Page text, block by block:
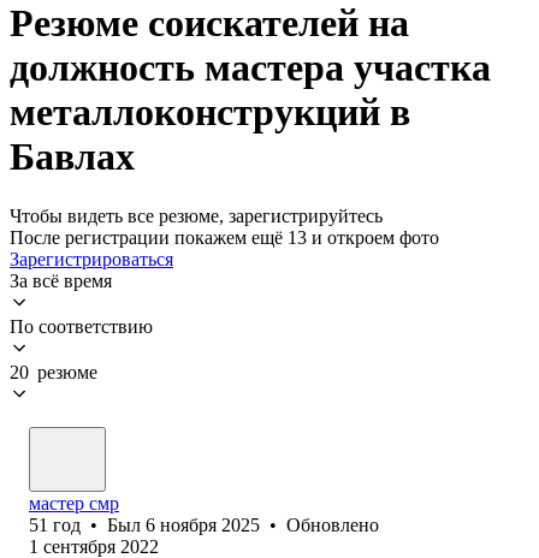
Резюме соискателей на
должность мастера участка
металлоконструкций в
Бавлах
Чтобы видеть все резюме, зарегистрируйтесь
После регистрации покажем ещё 13 и откроем фото
Зарегистрироваться
За всё время
По соответствию
20 резюме
мастер смр
51 год • Был 6 ноября 2025 • Обновлено
1 сентября 2022